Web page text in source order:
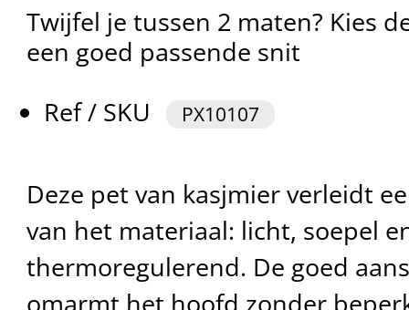
Twijfel je tussen 2 maten? Kies
een goed passende snit
Ref / SKU
PX10107
Deze pet van kasjmier verleidt
van het materiaal: licht, soepel
thermoregulerend. De goed